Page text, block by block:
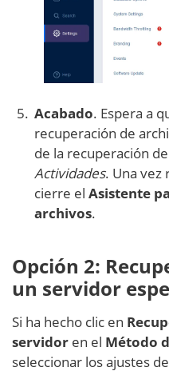
Acabado. Espera a
recuperación de
de la recuperación
Actividades. Una vez
cierre el Asistente
archivos.
Opción 2:
un servidor
Si ha hecho clic en
servidor en el Método
seleccionar los ajustes